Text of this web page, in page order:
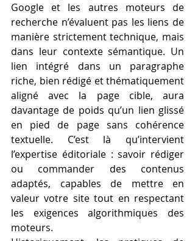
Google et les autres moteurs de
recherche n’évaluent pas les liens de
manière strictement technique, mais
dans leur contexte sémantique. Un
lien intégré dans un paragraphe
riche, bien rédigé et thématiquement
aligné avec la page cible, aura
davantage de poids qu’un lien glissé
en pied de page sans cohérence
textuelle. C’est là qu’intervient
l’expertise éditoriale : savoir rédiger
ou commander des contenus
adaptés, capables de mettre en
valeur votre site tout en respectant
les exigences algorithmiques des
moteurs.